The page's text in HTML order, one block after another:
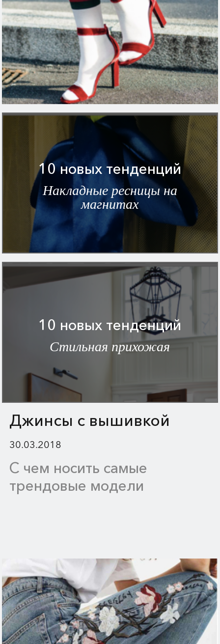
10 новых тенденций
Накладные ресницы на
магнитах
10 новых тенденций
Стильная прихожая
Джинсы с вышивкой
30.03.2018
С чем носить самые
трендовые модели